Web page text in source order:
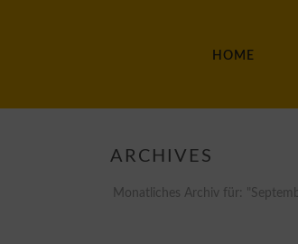
HOME
ARCHIVES
Monatliches Archiv für: